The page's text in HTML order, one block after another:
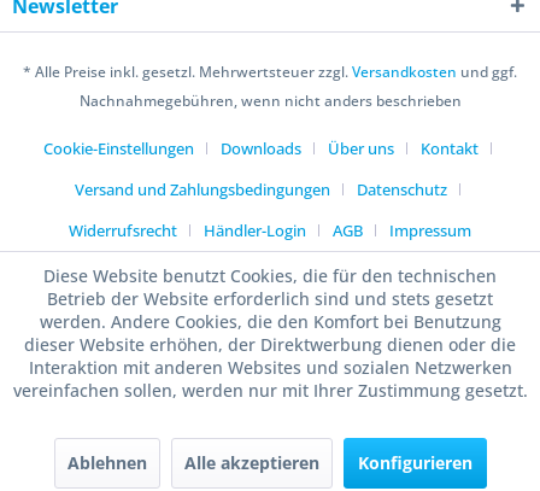
Newsletter
* Alle Preise inkl. gesetzl. Mehrwertsteuer zzgl.Versandkosten und ggf.
Nachnahmegebühren, wenn nicht anders beschrieben
Cookie-Einstellungen Downloads Über uns
Kontakt
Versand und Zahlungsbedingungen
Datenschutz
Widerrufsrecht
Händler-Login AGB Impressum
Diese Website benutzt Cookies, die für den technischen
Betrieb der Website erforderlich sind und stets gesetzt
werden. Andere Cookies, die den Komfort bei Benutzung
dieser Website erhöhen, der Direktwerbung dienen oder die
Interaktion mit anderen Websites und sozialen Netzwerken
vereinfachen sollen, werden nur mit Ihrer Zustimmung gesetzt.
Ablehnen Alle akzeptieren Konfigurieren